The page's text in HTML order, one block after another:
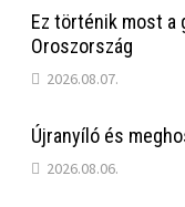
Ez történik most a
Oroszország
2026.08.07.
Újranyíló és
2026.08.06.